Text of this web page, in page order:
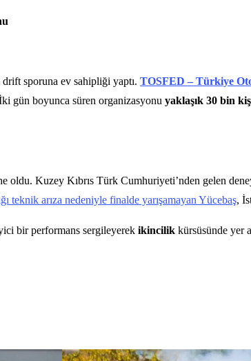
sporuna ev sahipliği yaptı. TOSFED – Türkiye
gün boyunca süren organizasyonu yaklaşık 30 bin
oldu. Kuzey Kıbrıs Türk Cumhuriyeti’nden gelen
teknik arıza nedeniyle finalde yarışamayan Yücebaş,
bir performans sergileyerek ikincilik kürsüsünde yer